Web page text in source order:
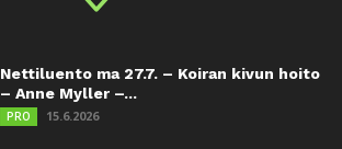
Nettiluento ma 27.7. – Koiran kivun hoito
– Anne Myller –...
PRO 15.6.2026